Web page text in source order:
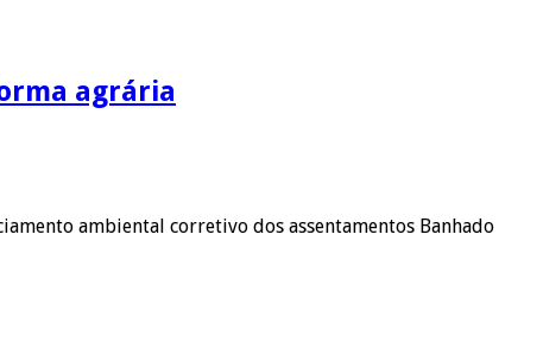
agrária
ambiental corretivo dos assentamentos Banhado